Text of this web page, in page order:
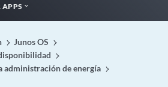
APPS
Junos OS
administración de energía